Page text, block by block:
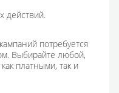
действий.
потребуется
Выбирайте любой,
платными, так и